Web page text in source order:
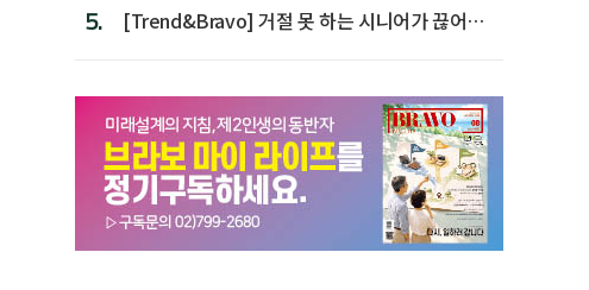
5.
[Trend&Bravo] 거절 못 하는 시니어가 끊어야